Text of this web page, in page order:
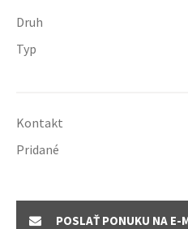
Druh
Typ
Kontakt
Pridané
POSLAŤ PONUKU NA E-